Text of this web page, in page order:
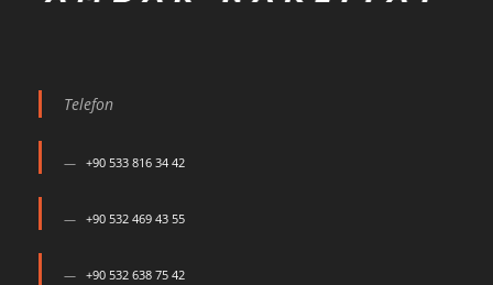
Telefon
+90 533 816 34 42
+90 532 469 43 55
+90 532 638 75 42